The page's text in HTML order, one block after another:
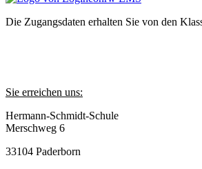
Die Zugangsdaten erhalten Sie von den
Sie erreichen uns:
Hermann-Schmidt-Schule
Merschweg 6
33104 Paderborn